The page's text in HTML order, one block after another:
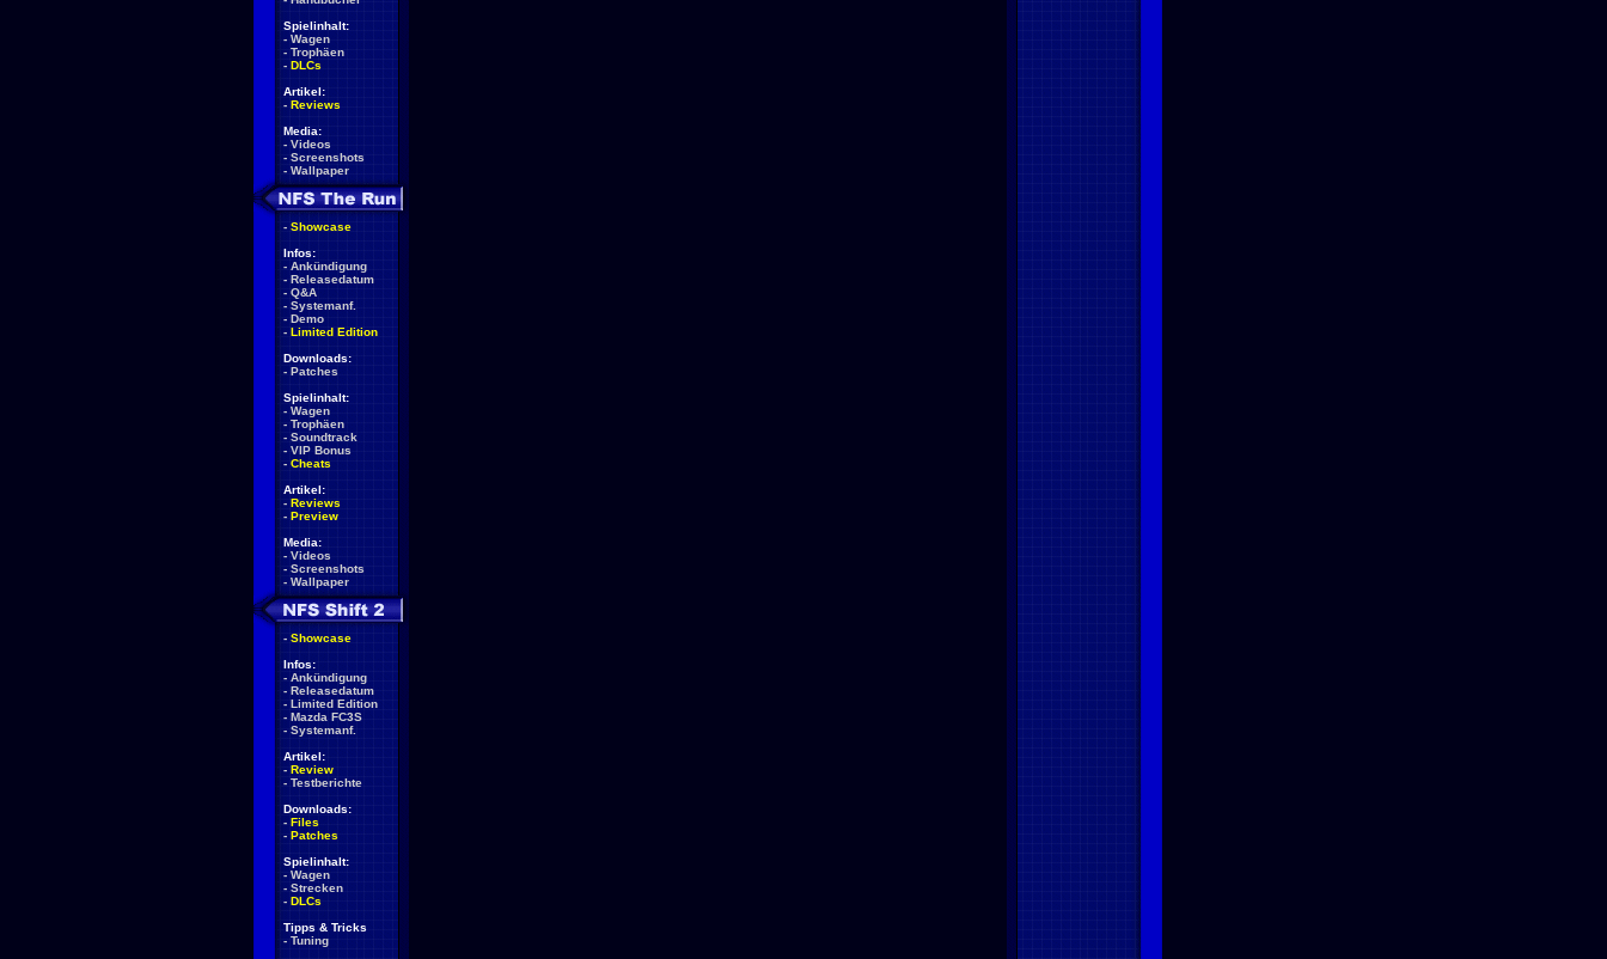
Spielinhalt:
- Wagen
- Trophäen
- DLCs
Artikel:
- Reviews
Media:
- Videos
- Screenshots
- Wallpaper
- Showcase
Infos:
- Ankündigung
- Releasedatum
- Q&A
- Systemanf.
- Demo
- Limited Edition
Downloads:
- Patches
Spielinhalt:
- Wagen
- Trophäen
- Soundtrack
- VIP Bonus
- Cheats
Artikel:
- Reviews
- Preview
Media:
- Videos
- Screenshots
- Wallpaper
- Showcase
Infos:
- Ankündigung
- Releasedatum
- Limited Edition
- Mazda FC3S
- Systemanf.
Artikel:
- Review
- Testberichte
Downloads:
- Files
- Patches
Spielinhalt:
- Wagen
- Strecken
- DLCs
Tipps & Tricks
- Tuning